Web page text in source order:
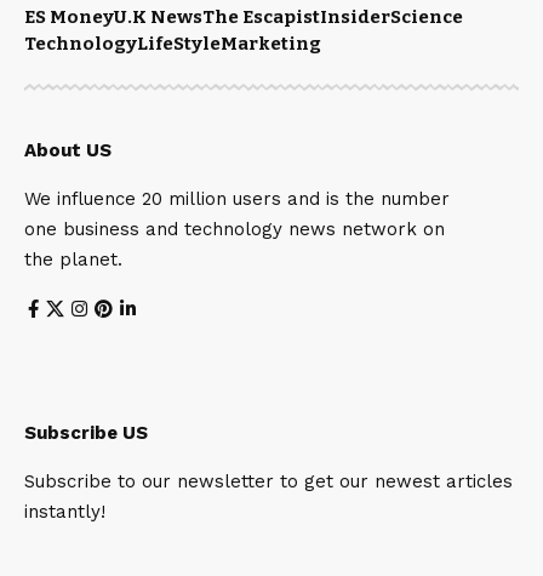
ES MoneyU.K NewsThe EscapistInsiderScience
TechnologyLifeStyleMarketing
About US
We influence 20 million users and is the number
one business and technology news network on
the planet.
Subscribe US
Subscribe to our newsletter to get our newest articles
instantly!